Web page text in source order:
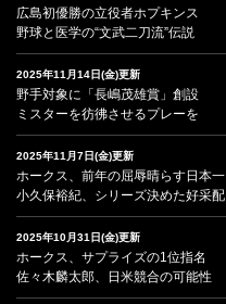
広島初優勝の立役者ホプキンス
野球と医学の“文武二刀流”伝説
2025年11月14日(金)更新
野手対象に「長嶋茂雄賞」創設
ミスターを彷彿させるプレーを
2025年11月7日(金)更新
ホークス、前年の屈辱晴らす日本一
小久保裕紀、シリーズ決めた好采配
2025年10月31日(金)更新
ホークス、サプライズの1位指名
佐々木麟太郎、日米競合の可能性